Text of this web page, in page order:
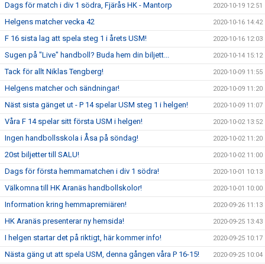
Dags för match i div 1 södra, Fjärås HK - Mantorp 2020-10-19 12:51
Helgens matcher vecka 42 2020-10-16 14:42
F 16 sista lag att spela steg 1 i årets USM! 2020-10-16 12:03
Sugen på "Live" handboll? Buda hem din biljett... 2020-10-14 15:12
Tack för allt Niklas Tengberg! 2020-10-09 11:55
Helgens matcher och sändningar! 2020-10-09 11:20
Näst sista gänget ut - P 14 spelar USM steg 1 i helgen! 2020-10-09 11:07
Våra F 14 spelar sitt första USM i helgen! 2020-10-02 13:52
Ingen handbollsskola i Åsa på söndag! 2020-10-02 11:20
20st biljetter till SALU! 2020-10-02 11:00
Dags för första hemmamatchen i div 1 södra! 2020-10-01 10:13
Välkomna till HK Aranäs handbollskolor! 2020-10-01 10:00
Information kring hemmapremiären! 2020-09-26 11:13
HK Aranäs presenterar ny hemsida! 2020-09-25 13:43
I helgen startar det på riktigt, här kommer info! 2020-09-25 10:17
Nästa gäng ut att spela USM, denna gången våra P 16-15! 2020-09-25 10:04